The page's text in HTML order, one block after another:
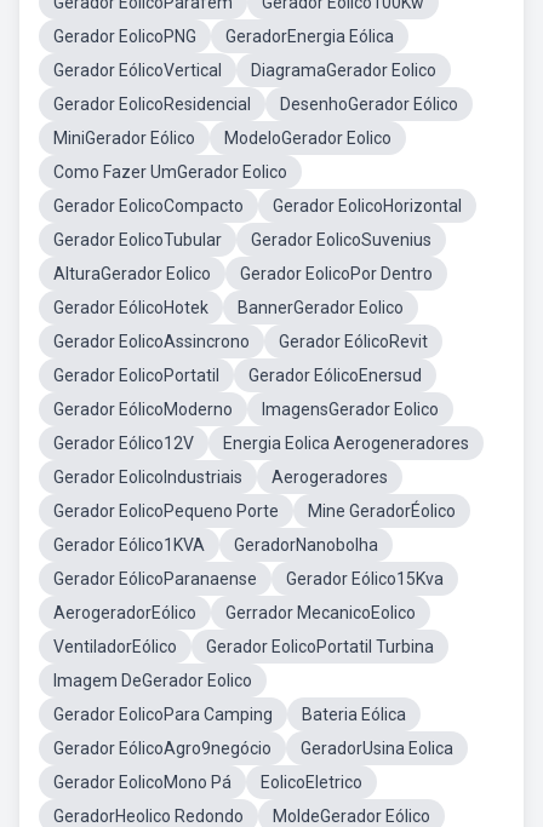
Gerador EolicoPNG
GeradorEnergia Eólica
Gerador EólicoVertical
DiagramaGerador Eolico
Gerador EolicoResidencial
DesenhoGerador Eólico
MiniGerador Eólico
ModeloGerador Eolico
Como Fazer UmGerador Eolico
Gerador EolicoCompacto
Gerador EolicoHorizontal
Gerador EolicoTubular
Gerador EolicoSuvenius
AlturaGerador Eolico
Gerador EolicoPor Dentro
Gerador EólicoHotek
BannerGerador Eolico
Gerador EolicoAssincrono
Gerador EólicoRevit
Gerador EolicoPortatil
Gerador EólicoEnersud
Gerador EólicoModerno
ImagensGerador Eolico
Gerador Eólico12V
Energia Eolica Aerogeneradores
Gerador EolicoIndustriais
Aerogeradores
Gerador EolicoPequeno Porte
Mine GeradorÉolico
Gerador Eólico1KVA
GeradorNanobolha
Gerador EólicoParanaense
Gerador Eólico15Kva
AerogeradorEólico
Gerrador MecanicoEolico
VentiladorEólico
Gerador EolicoPortatil Turbina
Imagem DeGerador Eolico
Gerador EolicoPara Camping
Bateria Eólica
Gerador EólicoAgro9negócio
GeradorUsina Eolica
Gerador EolicoMono Pá
EolicoEletrico
GeradorHeolico Redondo
MoldeGerador Eólico